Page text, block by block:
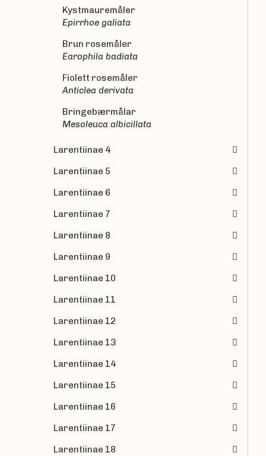
Kystmauremåler
Epirrhoe galiata
Brun rosemåler
Earophila badiata
Fiolett rosemåler
Anticlea derivata
Bringebærmålar
Mesoleuca albicillata
Larentiinae 4
Larentiinae 5
Larentiinae 6
Larentiinae 7
Larentiinae 8
Larentiinae 9
Larentiinae 10
Larentiinae 11
Larentiinae 12
Larentiinae 13
Larentiinae 14
Larentiinae 15
Larentiinae 16
Larentiinae 17
Larentiinae 18